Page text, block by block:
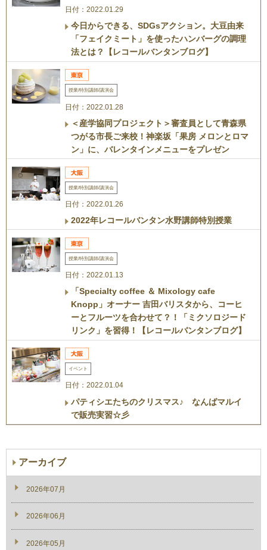
日付：2022.01.29
今日からできる、SDGsアクション。大豆由来
「フェイクミート」を使ったハンバーグの調理
法とは？【レコールバンタンブログ】
授業/特別講師/講演会
日付：2022.01.28
＜産学協同プロジェクト＞審査員として青森県
つがる市長ご来校！神楽坂「果房 メロンとロマ
ン」に、バレンタインメニューをプレゼン
授業/特別講師/講演会
日付：2022.01.26
2022年レコールバンタン水野講師特別授業
授業/特別講師/講演会
日付：2022.01.13
「Specialty coffee ＆ Mixology cafe
Knopp」オーナー 吉田バリスタから、コーヒ
ーとフルーツを合わせて？！「ミクソロジード
リンク」を習得！【レコールバンタンブログ】
イベント
日付：2022.01.04
パティシエたちのクリスマス♪ なんばマルイ
で販売実習☆彡
アーカイブ
2026年07月
2026年06月
2026年05月